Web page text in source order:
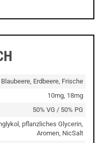
Blaubeere, Erdbeere, Frische
10mg, 18mg
50% VG / 50% PG
pflanzliches Glycerin,
Aromen, NicSalt